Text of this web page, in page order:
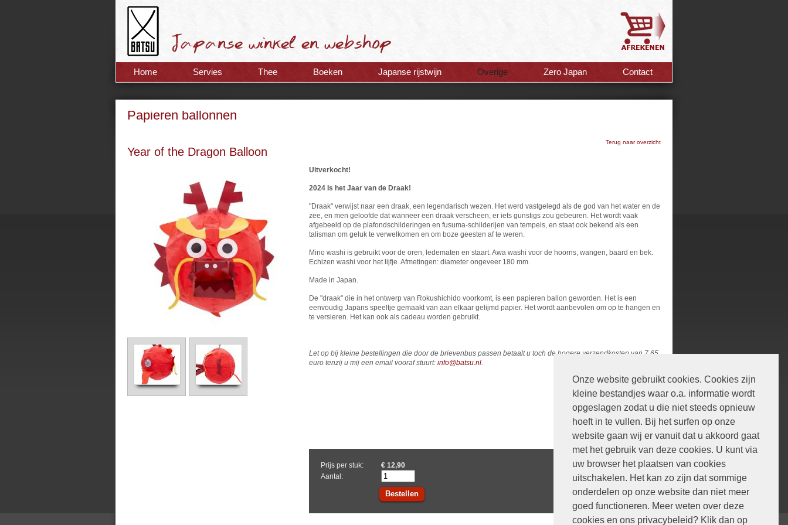
Onze website gebruikt cookies. Cookies zijn
kleine bestandjes waar o.a. informatie wordt
opgeslagen zodat u die niet steeds opnieuw
hoeft in te vullen. Bij het surfen op onze
website gaan wij er vanuit dat u akkoord gaat
met het gebruik van deze cookies. U kunt via
uw browser het plaatsen van cookies
uitschakelen. Het kan zo zijn dat sommige
onderdelen op onze website dan niet meer
goed functioneren. Meer weten over deze
cookies en ons privacybeleid? Klik dan op
Home Servies Thee Boeken Japanse rijstwijn Overige Zero Japan Contact
Papieren ballonnen
Terug naar overzicht
Year of the Dragon Balloon
Uitverkocht!
2024 Is het Jaar van de Draak!
"Draak" verwijst naar een draak, een legendarisch wezen. Het werd vastgelegd als de god van het water en de
zee, en men geloofde dat wanneer een draak verscheen, er iets gunstigs zou gebeuren. Het wordt vaak
afgebeeld op de plafondschilderingen en fusuma-schilderijen van tempels, en staat ook bekend als een
talisman om geluk te verwelkomen en om boze geesten af te weren.
Mino washi is gebruikt voor de oren, ledematen en staart. Awa washi voor de hoorns, wangen, baard en bek.
Echizen washi voor het lijfje. Afmetingen: diameter ongeveer 180 mm.
Made in Japan.
De "draak" die in het ontwerp van Rokushichido voorkomt, is een papieren ballon geworden. Het is een
eenvoudig Japans speeltje gemaakt van aan elkaar gelijmd papier. Het wordt aanbevolen om op te hangen en
te versieren. Het kan ook als cadeau worden gebruikt.
Let op bij kleine bestellingen die door de brievenbus passen betaalt u toch de hogere verzendkosten van 7,65
euro tenzij u mij een email vooraf stuurt: info@batsu.nl.
Prijs per stuk:
€ 12,90
Aantal:
Bestellen